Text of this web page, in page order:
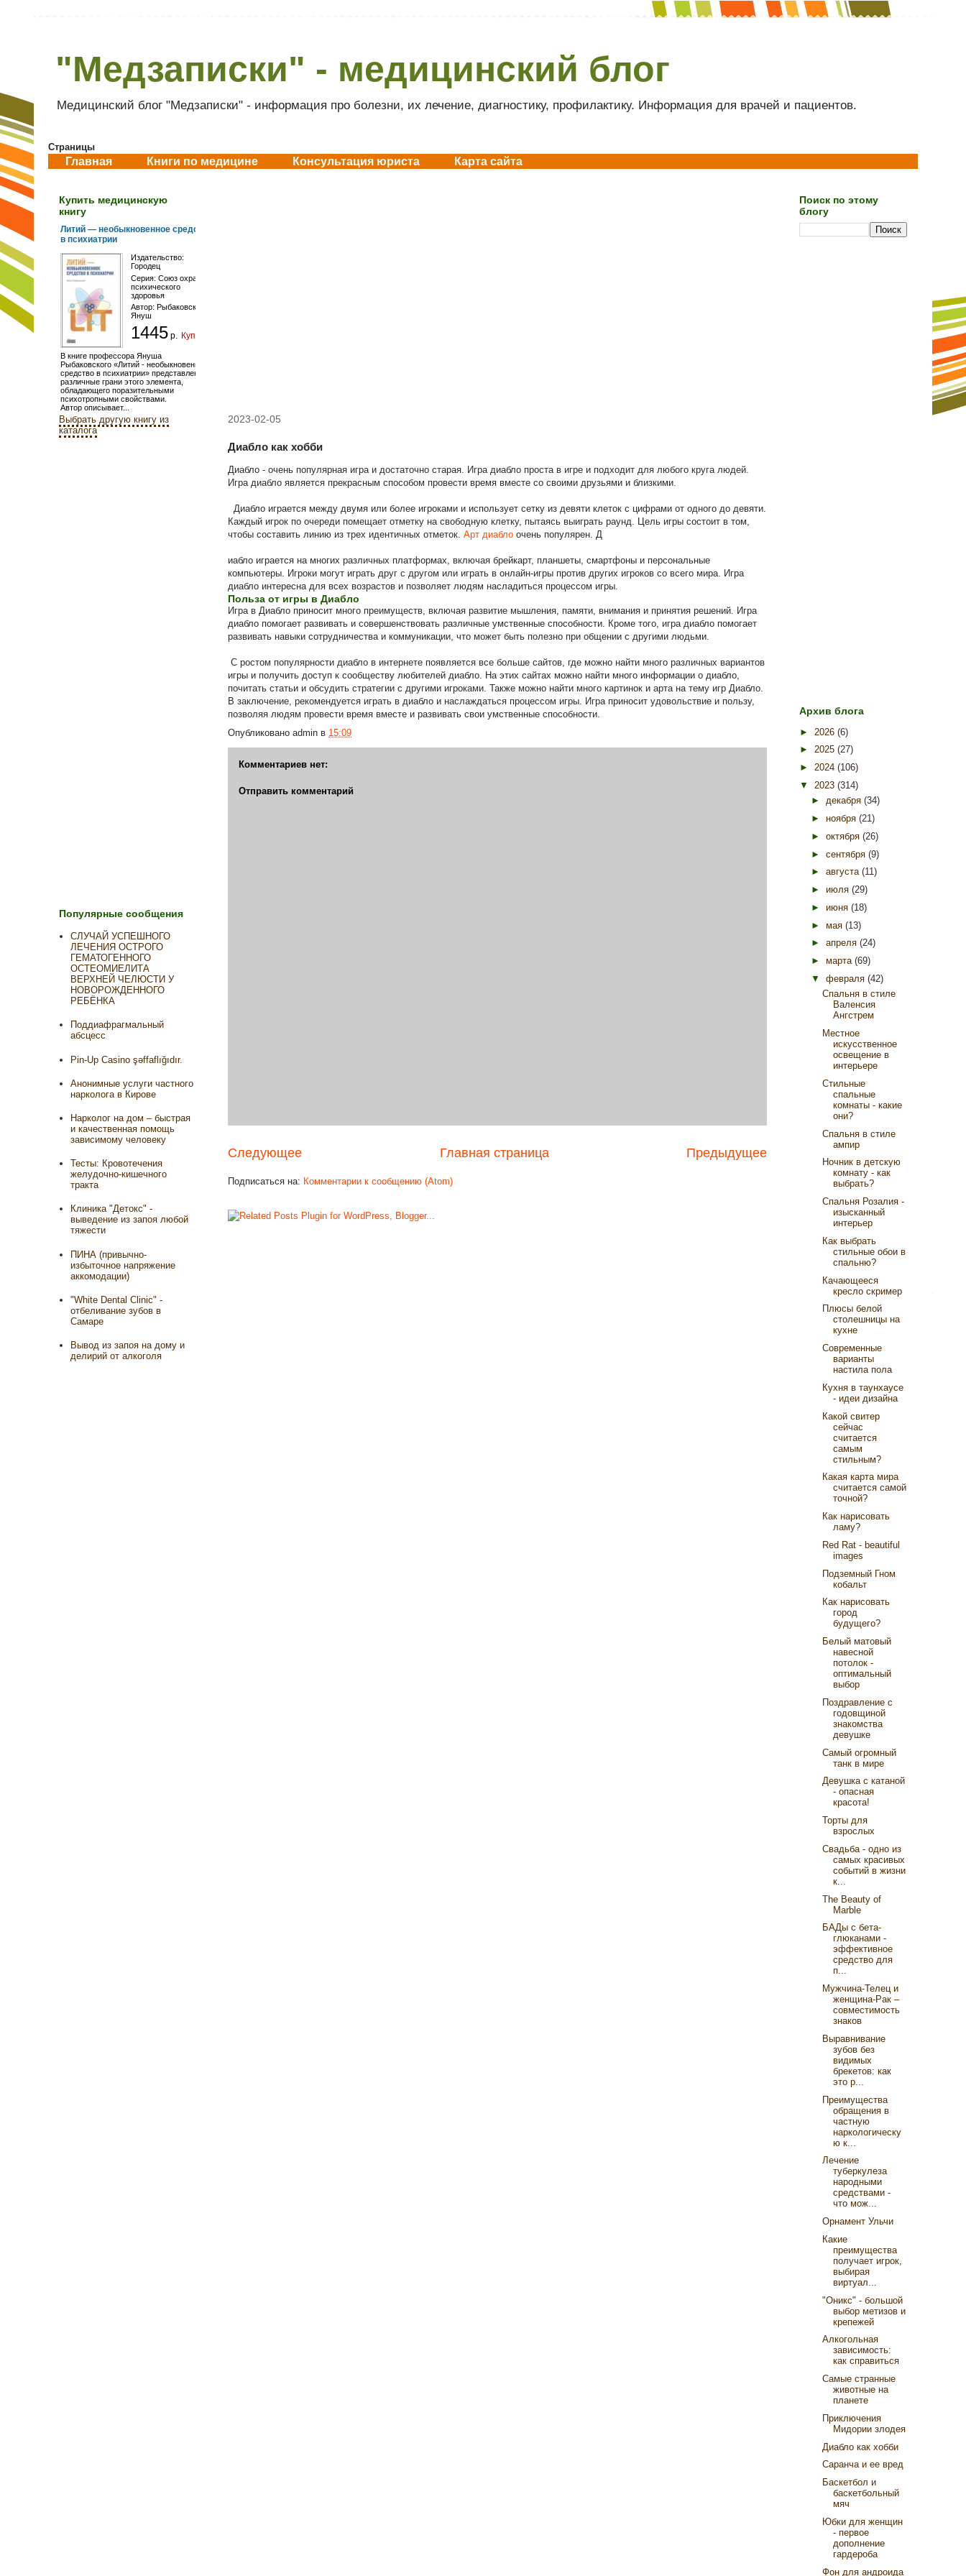
"Медзаписки" - медицинский блог
Медицинский блог "Медзаписки" - информация про болезни, их лечение, диагностику, профилактику. Информация для врачей и пациентов.
Страницы
Главная Книги по медицине Консультация юриста Карта сайта
2023-02-05
Диабло как хобби
Диабло - очень популярная игра и достаточно старая. Игра диабло проста в игре и подходит для любого круга людей.
Игра диабло является прекрасным способом провести время вместе со своими друзьями и близкими.
Диабло играется между двумя или более игроками и использует сетку из девяти клеток с цифрами от одного до девяти.
Каждый игрок по очереди помещает отметку на свободную клетку, пытаясь выиграть раунд. Цель игры состоит в том,
чтобы составить линию из трех идентичных отметок. Арт диабло очень популярен. Д
иабло играется на многих различных платформах, включая брейкарт, планшеты, смартфоны и персональные
компьютеры. Игроки могут играть друг с другом или играть в онлайн-игры против других игроков со всего мира. Игра
диабло интересна для всех возрастов и позволяет людям насладиться процессом игры.
Польза от игры в Диабло
Игра в Диабло приносит много преимуществ, включая развитие мышления, памяти, внимания и принятия решений. Игра
диабло помогает развивать и совершенствовать различные умственные способности. Кроме того, игра диабло помогает
развивать навыки сотрудничества и коммуникации, что может быть полезно при общении с другими людьми.
С ростом популярности диабло в интернете появляется все больше сайтов, где можно найти много различных вариантов
игры и получить доступ к сообществу любителей диабло. На этих сайтах можно найти много информации о диабло,
почитать статьи и обсудить стратегии с другими игроками. Также можно найти много картинок и арта на тему игр Диабло.
В заключение, рекомендуется играть в диабло и наслаждаться процессом игры. Игра приносит удовольствие и пользу,
позволяя людям провести время вместе и развивать свои умственные способности.
Опубликовано admin в 15:09
Комментариев нет:
Отправить комментарий
Следующее Предыдущее
Главная страница
Подписаться на: Комментарии к сообщению (Atom)
Купить медицинскую
книгу
Литий — необыкновенное средство
в психиатрии
Издательство:
Городец
Серия: Союз охраны
психического
здоровья
Автор: Рыбаковский
Януш
1445 р. Купить
В книге профессора Януша
Рыбаковского «Литий - необыкновенное
средство в психиатрии» представлены
различные грани этого элемента,
обладающего поразительными
психотропными свойствами.
Автор описывает...
Выбрать другую книгу из
каталога
Популярные сообщения
СЛУЧАЙ УСПЕШНОГО
ЛЕЧЕНИЯ ОСТРОГО
ГЕМАТОГЕННОГО
ОСТЕОМИЕЛИТА
ВЕРХНЕЙ ЧЕЛЮСТИ У
НОВОРОЖДЕННОГО
РЕБЁНКА
Поддиафрагмальный
абсцесс
Pin-Up Casino şəffaflığıdır.
Анонимные услуги частного
нарколога в Кирове
Нарколог на дом – быстрая
и качественная помощь
зависимому человеку
Тесты: Кровотечения
желудочно-кишечного
тракта
Клиника "Детокс" -
выведение из запоя любой
тяжести
ПИНА (привычно-
избыточное напряжение
аккомодации)
"White Dental Clinic" -
отбеливание зубов в
Самаре
Вывод из запоя на дому и
делирий от алкоголя
Поиск по этому
блогу
Архив блога
► 2026 (6)
► 2025 (27)
► 2024 (106)
▼ 2023 (314)
► декабря (34)
► ноября (21)
► октября (26)
► сентября (9)
► августа (11)
► июля (29)
► июня (18)
► мая (13)
► апреля (24)
► марта (69)
▼ февраля (42)
Спальня в стиле
Валенсия
Ангстрем
Местное
искусственное
освещение в
интерьере
Стильные
спальные
комнаты - какие
они?
Спальня в стиле
ампир
Ночник в детскую
комнату - как
выбрать?
Спальня Розалия -
изысканный
интерьер
Как выбрать
стильные обои в
спальню?
Качающееся
кресло скример
Плюсы белой
столешницы на
кухне
Современные
варианты
настила пола
Кухня в таунхаусе
- идеи дизайна
Какой свитер
сейчас
считается
самым
стильным?
Какая карта мира
считается самой
точной?
Как нарисовать
ламу?
Red Rat - beautiful
images
Подземный Гном
кобальт
Как нарисовать
город
будущего?
Белый матовый
навесной
потолок -
оптимальный
выбор
Поздравление с
годовщиной
знакомства
девушке
Самый огромный
танк в мире
Девушка с катаной
- опасная
красота!
Торты для
взрослых
Свадьба - одно из
самых красивых
событий в жизни
к...
The Beauty of
Marble
БАДы с бета-
глюканами -
эффективное
средство для
п...
Мужчина-Телец и
женщина-Рак –
совместимость
знаков
Выравнивание
зубов без
видимых
брекетов: как
это р...
Преимущества
обращения в
частную
наркологическу
ю к...
Лечение
туберкулеза
народными
средствами -
что мож...
Орнамент Ульчи
Какие
преимущества
получает игрок,
выбирая
виртуал...
"Оникс" - большой
выбор метизов и
крепежей
Алкогольная
зависимость:
как справиться
Самые странные
животные на
планете
Приключения
Мидории злодея
Диабло как хобби
Саранча и ее вред
Баскетбол и
баскетбольный
мяч
Юбки для женщин
- первое
дополнение
гардероба
Фон для андроида